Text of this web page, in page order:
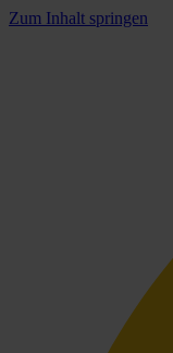
Zum Inhalt springen